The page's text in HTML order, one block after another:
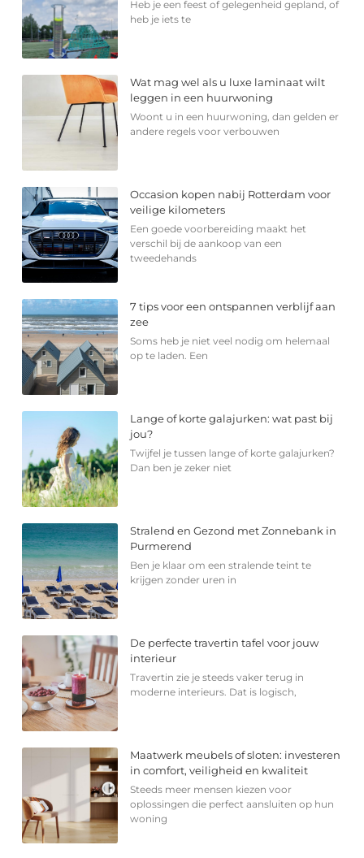
Heb je een feest of gelegenheid gepland, of
heb je iets te
Wat mag wel als u luxe laminaat wilt
leggen in een huurwoning
Woont u in een huurwoning, dan gelden er
andere regels voor verbouwen
Occasion kopen nabij Rotterdam voor
veilige kilometers
Een goede voorbereiding maakt het
verschil bij de aankoop van een
tweedehands
7 tips voor een ontspannen verblijf aan
zee
Soms heb je niet veel nodig om helemaal
op te laden. Een
Lange of korte galajurken: wat past bij
jou?
Twijfel je tussen lange of korte galajurken?
Dan ben je zeker niet
Stralend en Gezond met Zonnebank in
Purmerend
Ben je klaar om een stralende teint te
krijgen zonder uren in
De perfecte travertin tafel voor jouw
interieur
Travertin zie je steeds vaker terug in
moderne interieurs. Dat is logisch,
Maatwerk meubels of sloten: investeren
in comfort, veiligheid en kwaliteit
Steeds meer mensen kiezen voor
oplossingen die perfect aansluiten op hun
woning